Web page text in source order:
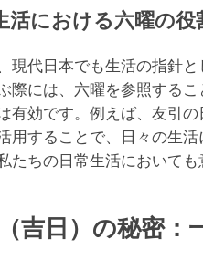
活における六曜の役
現代日本でも生活の指針
際には、六曜を参照する
有効です。例えば、友引
用することで、日々の生
たちの日常生活においても
吉日）の秘密：